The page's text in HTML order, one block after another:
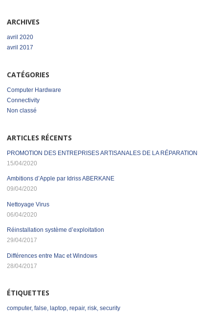
ARCHIVES
avril 2020
avril 2017
CATÉGORIES
Computer Hardware
Connectivity
Non classé
ARTICLES RÉCENTS
PROMOTION DES ENTREPRISES ARTISANALES DE LA RÉPARATION
15/04/2020
Ambitions d’Apple par Idriss ABERKANE
09/04/2020
Nettoyage Virus
06/04/2020
Réinstallation système d’exploitation
29/04/2017
Différences entre Mac et Windows
28/04/2017
ÉTIQUETTES
computer, false, laptop, repair, risk, security